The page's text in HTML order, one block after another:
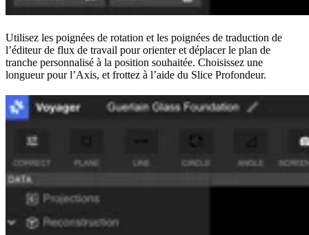
Utilisez les poignées de rotation et les poignées de traduction de
l’éditeur de flux de travail pour orienter et déplacer le plan de
tranche personnalisé à la position souhaitée. Choisissez une
longueur pour l’Axis, et frottez à l’aide du Slice Profondeur.